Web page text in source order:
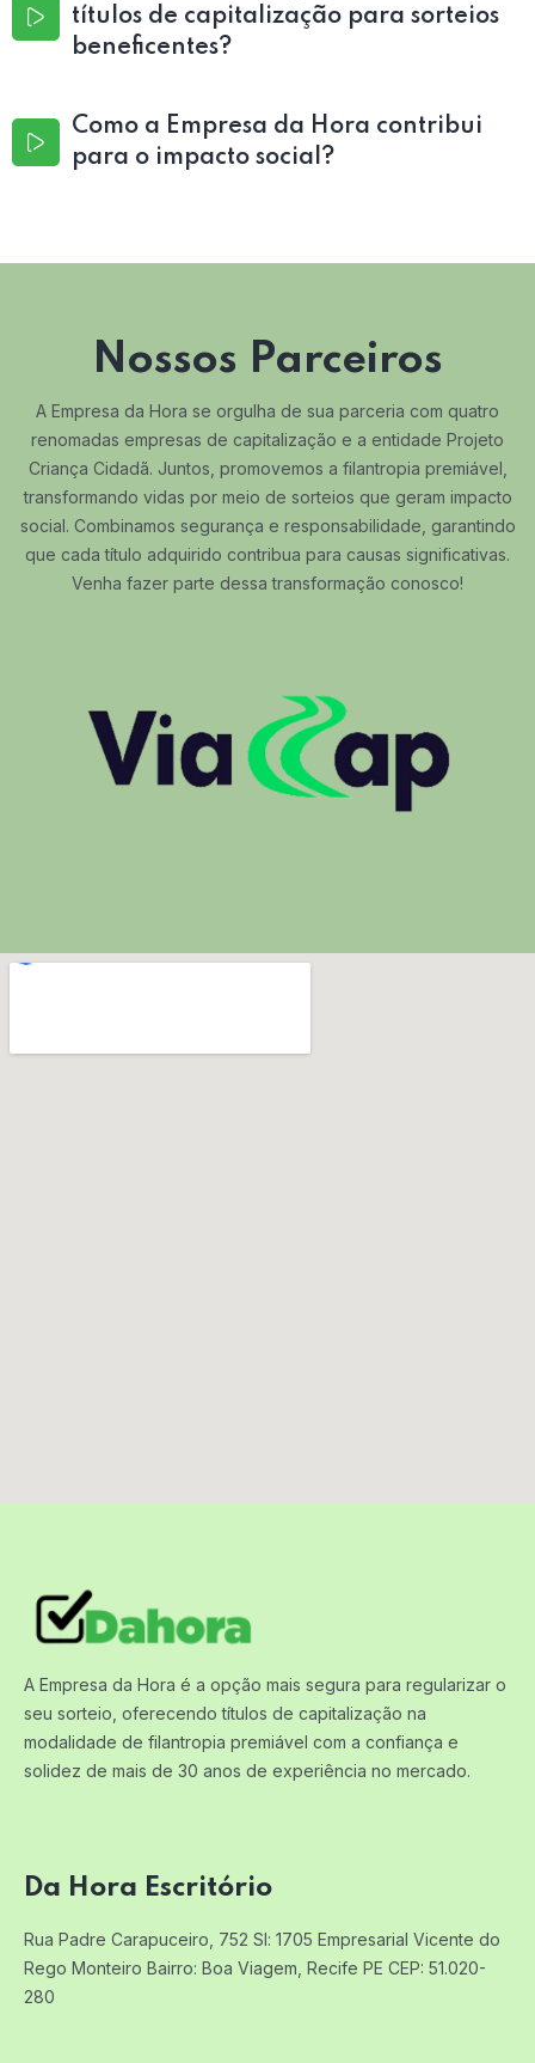
títulos de capitalização para sorteios
beneficentes?
Como a Empresa da Hora contribui
para o impacto social?
Nossos Parceiros
A Empresa da Hora se orgulha de sua parceria com quatro
renomadas empresas de capitalização e a entidade Projeto
Criança Cidadã. Juntos, promovemos a filantropia premiável,
transformando vidas por meio de sorteios que geram impacto
social. Combinamos segurança e responsabilidade, garantindo
que cada título adquirido contribua para causas significativas.
Venha fazer parte dessa transformação conosco!
A Empresa da Hora é a opção mais segura para regularizar o
seu sorteio, oferecendo títulos de capitalização na
modalidade de filantropia premiável com a confiança e
solidez de mais de 30 anos de experiência no mercado.
Da Hora Escritório
Rua Padre Carapuceiro, 752 Sl: 1705 Empresarial Vicente do
Rego Monteiro Bairro: Boa Viagem, Recife PE CEP: 51.020-
280